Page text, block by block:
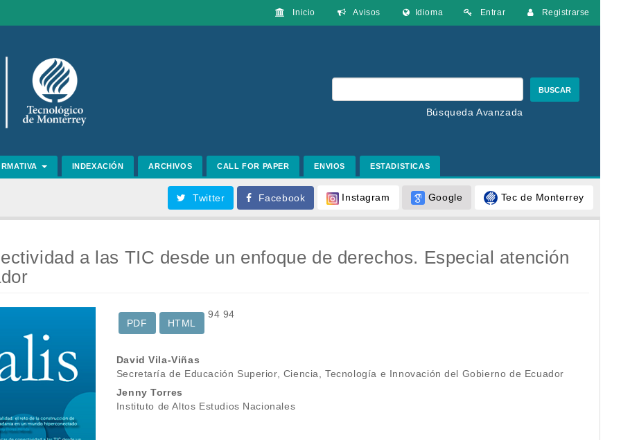
Entrar Registrarse
Inicio Avisos Idioma
BUSCAR
Búsqueda Avanzada
INDEXACIÓN ARCHIVOS CALL FOR PAPER ENVIOS ESTADISTICAS
Twitter Facebook Instagram Google Tec de Monterrey
a las TIC desde un enfoque de derechos. Especial atención
94
PDF
94
HTML
Contenido
principal
del
David Vila-Viñas
Secretaría de Educación Superior, Ciencia, Tecnología e Innovación del Gobierno de Ecuador
Jenny Torres
Instituto de Altos Estudios Nacionales